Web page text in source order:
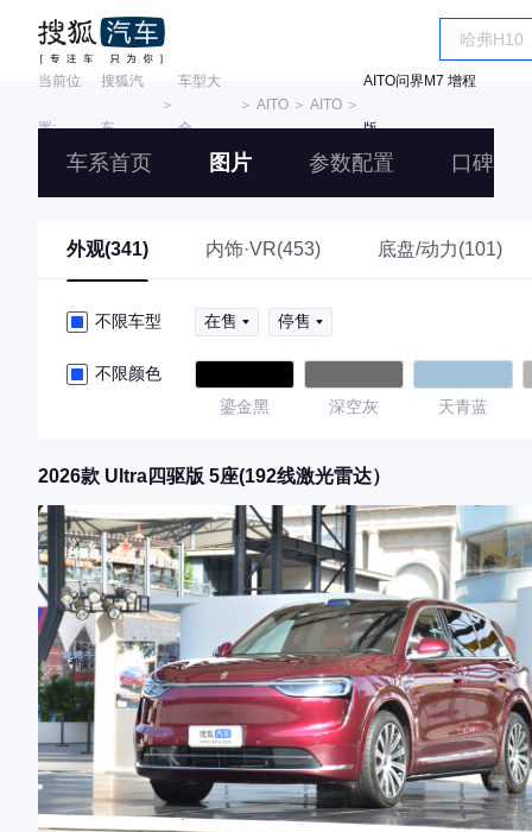
当前位
置:
搜狐汽
车
＞
车型大
全
＞ AITO＞ AITO＞
AITO问界M7 增程
版
车系首页 图片 参数配置 口碑
外观(341) 内饰·VR(453) 底盘/动力(101)
不限车型 在售 停售
不限颜色
鎏金黑
深空灰 天青蓝
2026款 Ultra四驱版 5座(192线激光雷达）